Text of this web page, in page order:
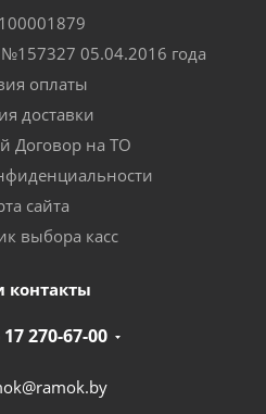
05.04.2016 года
оплаты
доставки
Договор на ТО
сайта
выбора касс
контакты
270-67-00